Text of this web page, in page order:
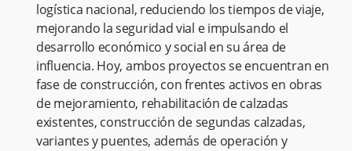
logística nacional, reduciendo los tiempos de viaje,
mejorando la seguridad vial e impulsando el
desarrollo económico y social en su área de
influencia. Hoy, ambos proyectos se encuentran en
fase de construcción, con frentes activos en obras
de mejoramiento, rehabilitación de calzadas
existentes, construcción de segundas calzadas,
variantes y puentes, además de operación y